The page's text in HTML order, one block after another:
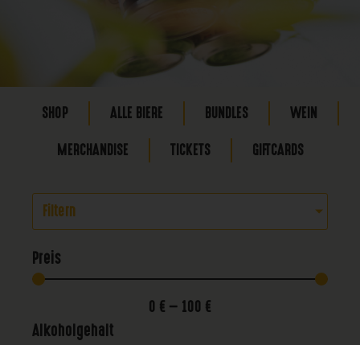
SHOP ALLE BIERE BUNDLES WEIN
MERCHANDISE TICKETS GIFTCARDS
Filtern
Preis
0 € — 100 €
Alkoholgehalt